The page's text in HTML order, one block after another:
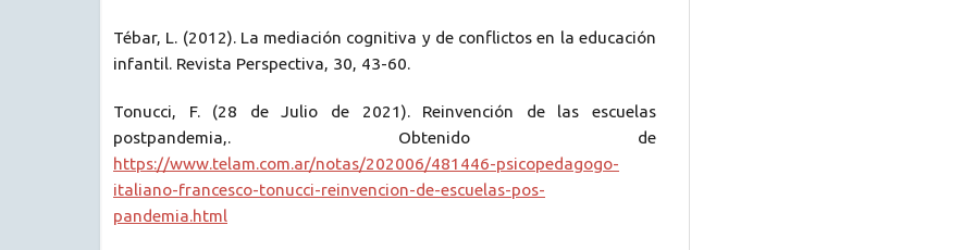
Tébar, L. (2012). La mediación cognitiva y de conflictos en la educación
infantil. Revista Perspectiva, 30, 43-60.
Tonucci, F. (28 de Julio de 2021). Reinvención de las escuelas
postpandemia,. Obtenido de
https://www.telam.com.ar/notas/202006/481446-psicopedagogo-
italiano-francesco-tonucci-reinvencion-de-escuelas-pos-
pandemia.html